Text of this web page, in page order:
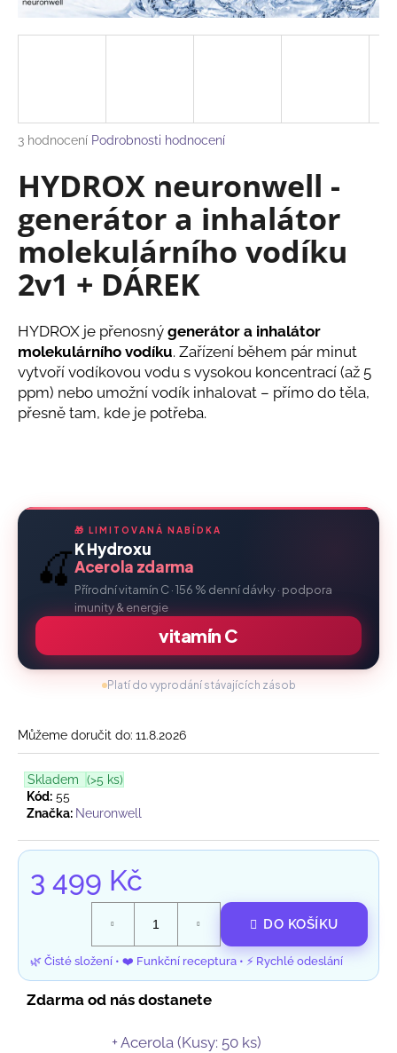
Průměrné
produktu
je
z
5
hvězdiček.
3 hodnocení Podrobnosti hodnocení
HYDROX neuronwell -
generátor a inhalátor
molekulárního vodíku
2v1 + DÁREK
HYDROX je přenosný generátor a inhalátor
molekulárního vodíku. Zařízení během pár minut
vytvoří vodíkovou vodu s vysokou koncentrací (až 5
ppm) nebo umožní vodík inhalovat – přímo do těla,
přesně tam, kde je potřeba.
🍒
🎁 LIMITOVANÁ NABÍDKA
K Hydroxu
Acerola zdarma
Přírodní vitamín C · 156 % denní dávky · podpora
imunity & energie
vitamín C
Platí do vyprodání stávajících zásob
Můžeme doručit do: 11.8.2026
Skladem
(>5 ks)
Kód: 55
Značka: Neuronwell
3 499 Kč
DO KOŠÍKU
Zdarma od nás dostanete
+ Acerola (Kusy: 50 ks)
j
?
HLEDAT
D
o
p
o
r
u
č
u
GUTOX
299
Původně:
329